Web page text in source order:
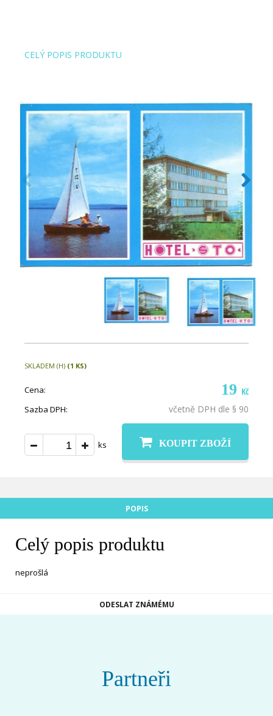
CELÝ POPIS PRODUKTU
SKLADEM (H) (1 KS)
Cena: 19 Kč
Sazba DPH: včetně DPH dle § 90
ks KOUPIT ZBOŽÍ
POPIS
Celý popis produktu
neprošlá
ODESLAT ZNÁMÉMU
Partneři